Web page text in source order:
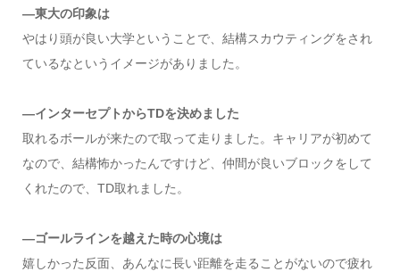
―東大の印象は
やはり頭が良い大学ということで、結構スカウティングをされ
ているなというイメージがありました。
―インターセプトからTDを決めました
取れるボールが来たので取って走りました。キャリアが初めて
なので、結構怖かったんですけど、仲間が良いブロックをして
くれたので、TD取れました。
―ゴールラインを越えた時の心境は
嬉しかった反面、あんなに長い距離を走ることがないので疲れ